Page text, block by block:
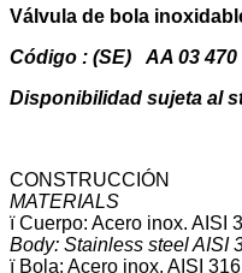
LG
Válvula de bola
Código : (SE) AA 03 470
Disponibilidad sujeta al
CONSTRUCCIÓN
MATERIALS
ï Cuerpo: Acero inox. AISI
Body: Stainless steel AISI
ï Bola: Acero inox. AISI 316